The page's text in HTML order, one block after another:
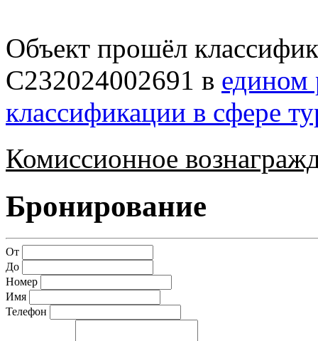
Объект прошёл
С232024002691 в едином
классификации в сфере
Комиссионное
Бронирование
От
До
Номер
Имя
Телефон